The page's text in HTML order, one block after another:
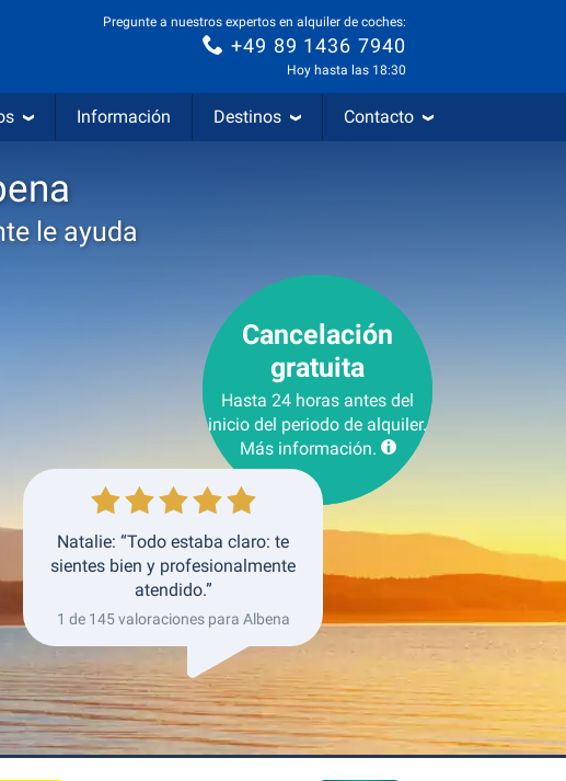
Pregunte a nuestros expertos en alquiler de coches:
+49 89 1436 7940
Hoy hasta las 18:30
Información Destinos Contacto
le ayuda
Cancelación
gratuita
Hasta 24 horas antes del
inicio del periodo de alquiler.
Más información.
Natalie: “Todo estaba claro: te
sientes bien y profesionalmente
atendido.”
1 de 145 valoraciones para Albena